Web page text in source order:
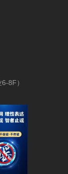
8F）